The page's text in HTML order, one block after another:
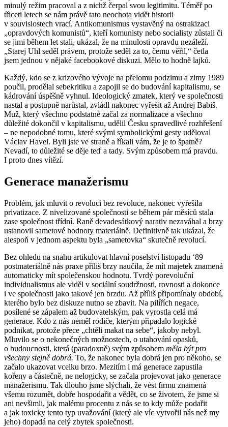
minulý režim pracoval a z nichž čerpal svou legitimitu. Téměř po
třiceti letech se nám právě tato neochota vidět historii
v souvislostech vrací. Antikomunismus vystavěný na ostrakizaci
„opravdových komunistů“, kteří komunisty nebo socialisty zůstali či
se jimi během let stali, ukázal, že na minulosti opravdu nezáleží.
„Starej Uhl seděl právem, protože seděl za to, čemu věřil,“ četla
jsem jednou v nějaké facebookové diskuzi. Mělo to hodně lajků.
Každý, kdo se z krizového vývoje na přelomu podzimu a zimy 1989
poučil, prodělal sebekritiku a zapojil se do budování kapitalismu, se
kádrování úspěšně vyhnul. Ideologický zmatek, který ve společnosti
nastal a postupně narůstal, zvládl nakonec vyřešit až Andrej Babiš.
Muž, který všechno podstatné začal za normalizace a všechno
důležité dokončil v kapitalismu, udělil Česku spravedlivé rozhřešení
– ne nepodobné tomu, které svými symbolickými gesty uděloval
Václav Havel. Byli jste ve straně a říkali vám, že je to špatně?
Nevadí, to důležité se děje teď a tady. Svým způsobem má pravdu.
I proto dnes vítězí.
Generace manažerismu
Problém, jak mluvit o revoluci bez revoluce, nakonec vyřešila
privatizace. Z nivelizované společnosti se během pár měsíců stala
zase společnost třídní. Raně devadesátkový narativ nezaváhal a brzy
ustanovil sametové hodnoty materiálně. Definitivně tak ukázal, že
alespoň v jednom aspektu byla „sametovka“ skutečně revolucí.
Bez ohledu na snahu artikulovat hlavní poselství listopadu ‘89
postmateriálně nás praxe příliš brzy naučila, že mít majetek znamená
automaticky mít společenskou hodnotu. Tvrdý porevoluční
individualismus ale viděl v sociální soudržnosti, rovnosti a dokonce
i ve společnosti jako takové jen brzdu. Až příliš připomínaly období,
kterého bylo bez diskuze nutno se zbavit. Na pilířích negace,
posílené se zápalem až budovatelským, pak vyrostla celá má
generace. Kdo z nás neměl rodiče, kterým připadalo logické
podnikat, protože přece „chtěli makat na sebe“, jakoby nebyl.
Mluvilo se o nekonečných možnostech, o utahování opasků,
o budoucnosti, která (paradoxně) svým způsobem měla být pro
všechny stejně dobrá. To, že nakonec byla dobrá jen pro někoho, se
začalo ukazovat vcelku brzo. Mezitím i má generace zapustila
kořeny a částečně, ne nelogicky, se začala projevovat jako generace
manažerismu. Tak dlouho jsme slýchali, že vést firmu znamená
všemu rozumět, dobře hospodařit a vědět, co se životem, že jsme si
ani nevšimli, jak malému procentu z nás se to kdy může podařit
a jak toxicky tento typ uvažování (který ale víc vytvořil nás než my
jeho) dopadá na celý zbytek společnosti.